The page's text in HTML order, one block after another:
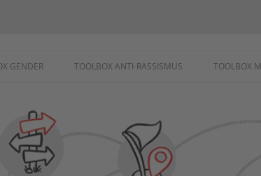
GENDER TOOLBOX ANTI-RASSISMUS TOOLBOX